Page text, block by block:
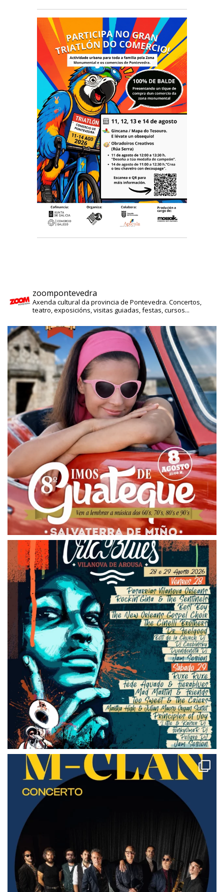
zoompontevedra
Axenda cultural da provincia de Pontevedra. Concertos,
teatro, exposicións, visitas guiadas, festas, cursos...